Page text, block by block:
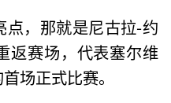
点，那就是尼古拉-约
返赛场，代表塞尔维
场正式比赛。